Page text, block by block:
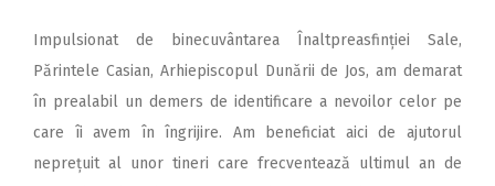
Impulsionat de binecuvântarea Înaltpreasfinției Sale,
Părintele Casian, Arhiepiscopul Dunării de Jos, am demarat
în prealabil un demers de identificare a nevoilor celor pe
care îi avem în îngrijire. Am beneficiat aici de ajutorul
neprețuit al unor tineri care frecventează ultimul an de